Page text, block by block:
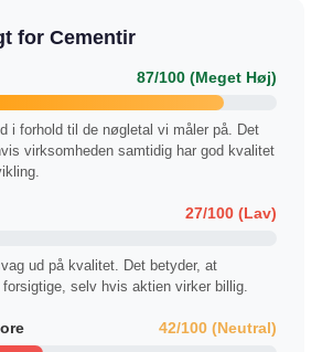
for Cementir
87/100 (Meget Høj)
i forhold til de nøgletal vi måler på. Det
virksomheden samtidig har god kvalitet
27/100 (Lav)
ud på kvalitet. Det betyder, at
selv hvis aktien virker billig.
42/100 (Neutral)